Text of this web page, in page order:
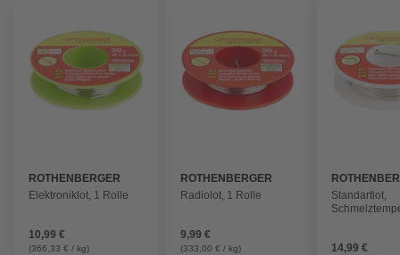
ROTHENBERGER
INDUSTRIAL
Elektroniklot, 1 Rolle
10,99 €
(366,33 € / kg)
ROTHENBERGER
INDUSTRIAL
Radiolot, 1 Rolle
9,99 €
(333,00 € / kg)
INDUSTRIAL
Standartlot,
14,99 €